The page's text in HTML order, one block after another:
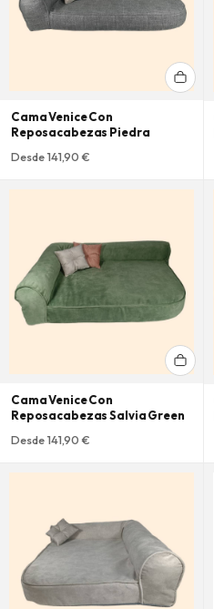
Cama Venice Con
Reposacabezas Piedra
Desde 141,90 €
Cama Venice Con
Reposacabezas Salvia Green
Desde 141,90 €